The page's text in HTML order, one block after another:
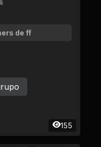
de ff
155